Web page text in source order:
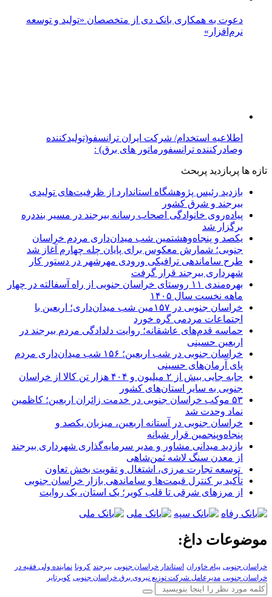
دعوت به همکاری بانک دی از متخصصان «تولید و توسعه
نرم‌افزار»
اطلاعیه استخدام/ شرکت ایران ترانسفو(تولیدکننده
وصادرکننده ترانسفورماتور های برق) :
تازه ها پربازدید پربحث
بازدید رئیس پژوهشگاه استاندارد از ظرفیت‌های تولیدی
بیرجند و شرق کشور
پیاده‌روی خانوادگی اصحاب رسانه بیرجند در مسیر بنددره
برگزار شد
یکصد و پنجاه‌وهشتمین شب میدان‌داری مردم خراسان
جنوبی؛ شمارش معکوس برای پایان چله چهارم آغاز شد
طرح ساماندهی ترافیکی ورودی مهرشهر در دستور کار
شهرداری بیرجند قرار گرفت
بهره‌مندی ۱۱ روستای خراسان جنوبی از راه آسفالته در چهار
ماهه نخست سال ۱۴۰۵
خراسان جنوبی در ۱۵۷مین شب میدان‌داری؛ اربعین با
اجتماعات مردمی گره خورد
حماسه قدم‌های عاشقانه؛ روایت دلدادگی مردم بیرجند در
اربعین حسینی
خراسان جنوبی در شب اربعین؛ ۱۵۶ شب میدان‌داری مردم
پای آرمان‌های حسینی
جابه جایی بیش از ۲ میلیون و ۴۰۴ هزار تن کالا از خراسان
جنوبی به سایر استان‌های کشور
۵۳ موکب خراسان جنوبی در خدمت زائران اربعین؛ کاظمین
نماد وحدت شد
خراسان جنوبی در آستانه اربعین، میزبان یکصد و
پنجاه‌وپنجمین قرار شبانه
بازدید میدانی مشاور و مدیر سرمایه‌گذاری شهرداری بیرجند
از معدن سنگ لاشه ثمن‌شاهی
توسعه تجارت مرزی، اشتغال و تقویت بخش تعاون
تأکید بر کنترل قیمت‌ها و ساماندهی بازار خراسان جنوبی
از مرزهای شرقی تا قلب کویر؛ یک استان، یک روایت
موضوعات داغ:
خراسان جنوبی پیام خاوران استاندار خراسان جنوبی بیرجند کرونا نماینده ولی فقیه در
خراسان جنوبی مدیرعامل شرکت توزیع نیروی برق خراسان جنوبی کویرتایر